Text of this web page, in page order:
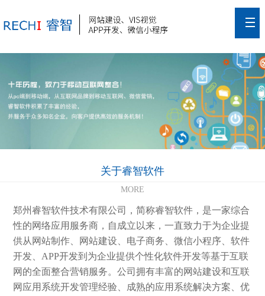
关于睿智软件
MORE
郑州睿智软件技术有限公司，简称睿智软件，是一家综合
性的网络应用服务商，自成立以来，一直致力于为企业提
供从网站制作、网站建设、电子商务、微信小程序、软件
开发、APP开发到为企业提供个性化软件开发等基于互联
网的全面整合营销服务。公司拥有丰富的网站建设和互联
网应用系统开发管理经验、成熟的应用系统解决方案、优